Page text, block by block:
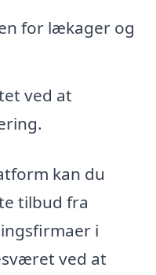
for lækager og
ved at
kan du
tilbud fra
i
ved at